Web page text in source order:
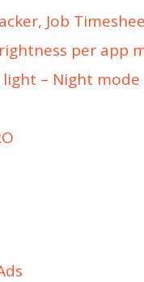
Job
per app
– Night mode